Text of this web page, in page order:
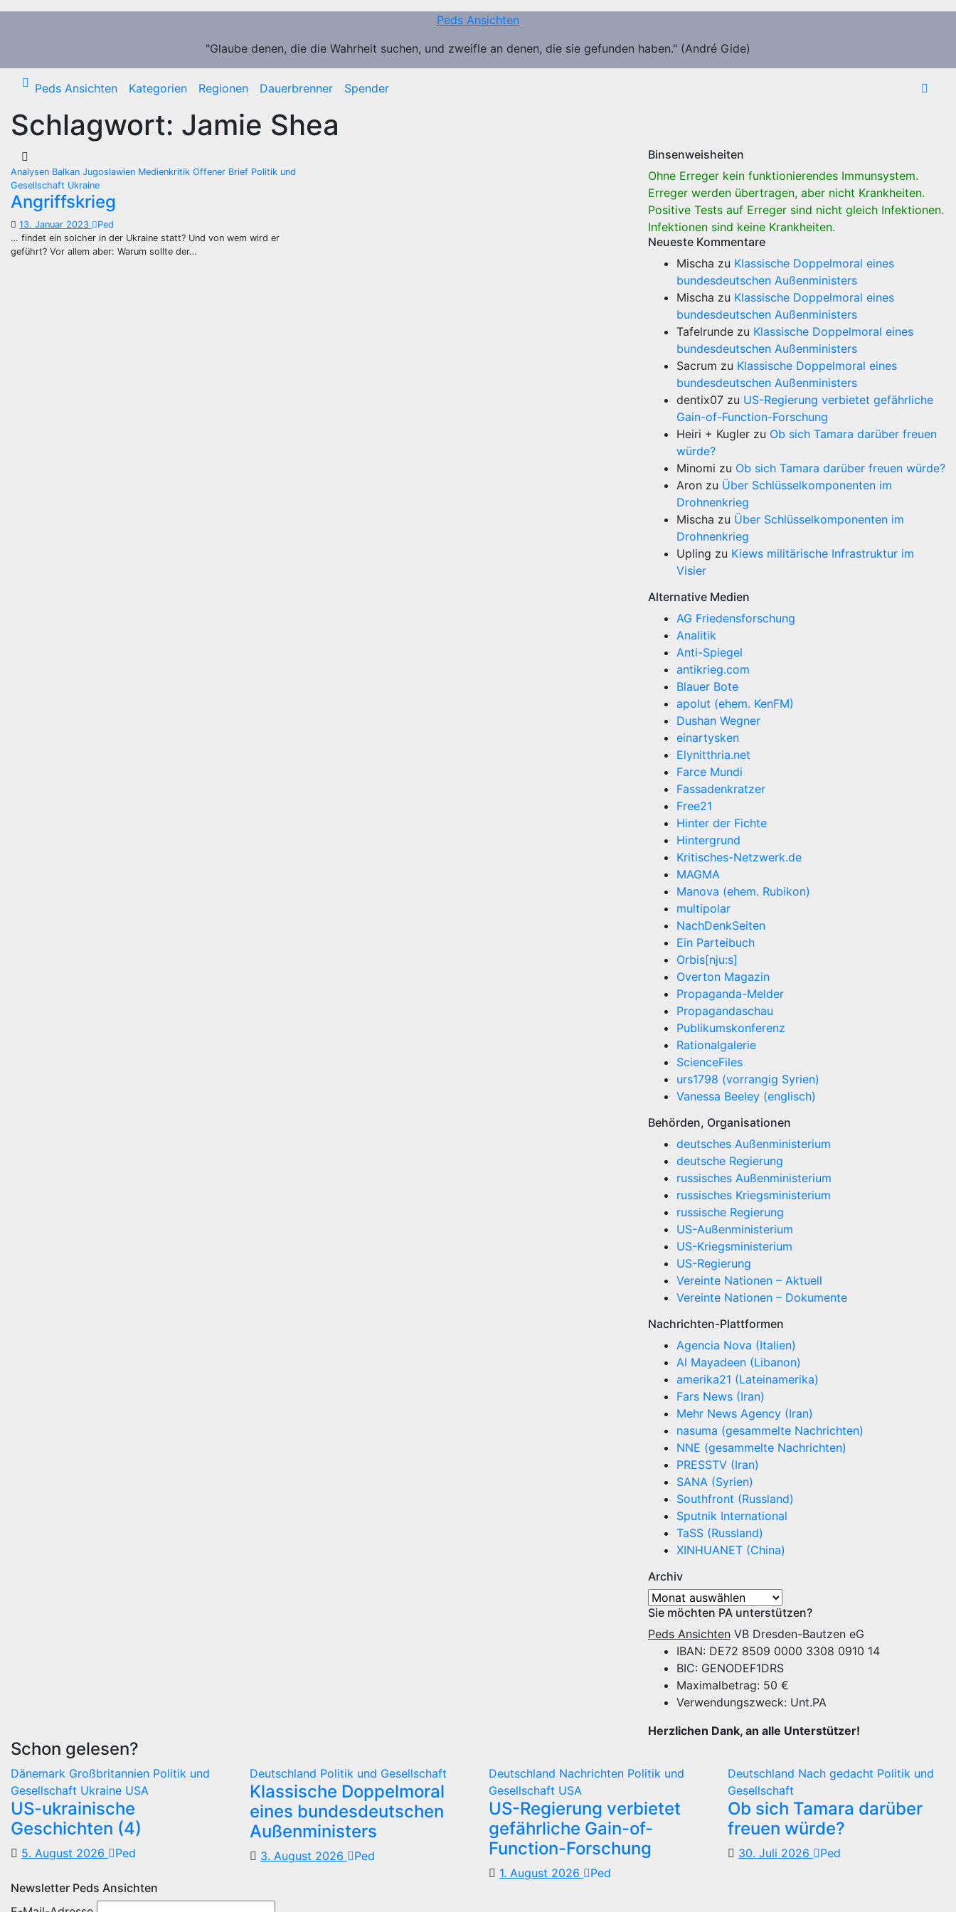
Zum
Peds Ansichten
"Glaube denen, die die Wahrheit suchen, und zweifle an denen, die sie gefunden haben." (André Gide)
Peds Ansichten Kategorien Regionen Dauerbrenner Spender
Schlagwort: Jamie Shea
Analysen Balkan Jugoslawien Medienkritik Offener Brief Politik und
Gesellschaft Ukraine
Angriffskrieg
13. Januar 2023
Ped
… findet ein solcher in der Ukraine statt? Und von wem wird er
geführt? Vor allem aber: Warum sollte der…
Binsenweisheiten
Ohne Erreger kein funktionierendes Immunsystem.
Erreger werden übertragen, aber nicht Krankheiten.
Positive Tests auf Erreger sind nicht gleich Infektionen.
Infektionen sind keine Krankheiten.
Neueste Kommentare
Mischa zu Klassische Doppelmoral eines
bundesdeutschen Außenministers
Mischa zu Klassische Doppelmoral eines
bundesdeutschen Außenministers
Tafelrunde zu Klassische Doppelmoral eines
bundesdeutschen Außenministers
Sacrum zu Klassische Doppelmoral eines
bundesdeutschen Außenministers
dentix07 zu US-Regierung verbietet gefährliche
Gain-of-Function-Forschung
Heiri + Kugler zu Ob sich Tamara darüber freuen
würde?
Minomi zu Ob sich Tamara darüber freuen würde?
Aron zu Über Schlüsselkomponenten im
Drohnenkrieg
Mischa zu Über Schlüsselkomponenten im
Drohnenkrieg
Upling zu Kiews militärische Infrastruktur im
Visier
Alternative Medien
AG Friedensforschung
Analitik
Anti-Spiegel
antikrieg.com
Blauer Bote
apolut (ehem. KenFM)
Dushan Wegner
einartysken
Elynitthria.net
Farce Mundi
Fassadenkratzer
Free21
Hinter der Fichte
Hintergrund
Kritisches-Netzwerk.de
MAGMA
Manova (ehem. Rubikon)
multipolar
NachDenkSeiten
Ein Parteibuch
Orbis[nju:s]
Overton Magazin
Propaganda-Melder
Propagandaschau
Publikumskonferenz
Rationalgalerie
ScienceFiles
urs1798 (vorrangig Syrien)
Vanessa Beeley (englisch)
Behörden, Organisationen
deutsches Außenministerium
deutsche Regierung
russisches Außenministerium
russisches Kriegsministerium
russische Regierung
US-Außenministerium
US-Kriegsministerium
US-Regierung
Vereinte Nationen – Aktuell
Vereinte Nationen – Dokumente
Nachrichten-Plattformen
Agencia Nova (Italien)
Al Mayadeen (Libanon)
amerika21 (Lateinamerika)
Fars News (Iran)
Mehr News Agency (Iran)
nasuma (gesammelte Nachrichten)
NNE (gesammelte Nachrichten)
PRESSTV (Iran)
SANA (Syrien)
Southfront (Russland)
Sputnik International
TaSS (Russland)
XINHUANET (China)
Archiv
Archiv
Sie möchten PA unterstützen?
Peds Ansichten VB Dresden-Bautzen eG
IBAN: DE72 8509 0000 3308 0910 14
BIC: GENODEF1DRS
Maximalbetrag: 50 €
Verwendungszweck: Unt.PA
Herzlichen Dank, an alle Unterstützer!
Schon gelesen?
Dänemark Großbritannien Politik und
Gesellschaft Ukraine USA
US-ukrainische
Geschichten (4)
5. August 2026 Ped
Deutschland Politik und Gesellschaft
Klassische Doppelmoral
eines bundesdeutschen
Außenministers
3. August 2026 Ped
Deutschland Nachrichten Politik und
Gesellschaft USA
US-Regierung verbietet
gefährliche Gain-of-
Function-Forschung
1. August 2026 Ped
Deutschland Nach gedacht Politik und
Gesellschaft
Ob sich Tamara darüber
freuen würde?
30. Juli 2026 Ped
Newsletter Peds Ansichten